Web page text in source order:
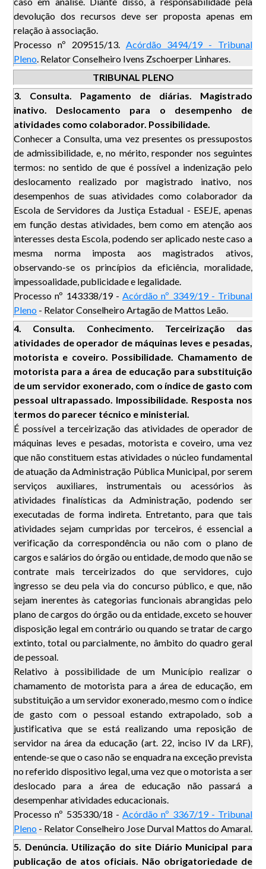
devolução dos recursos deve ser proposta apenas em
relação à associação.
Processo nº 209515/13. Acórdão 3494/19 - Tribunal
Pleno. Relator Conselheiro Ivens Zschoerper Linhares.
TRIBUNAL PLENO
3. Consulta. Pagamento de diárias. Magistrado
inativo. Deslocamento para o desempenho de
atividades como colaborador. Possibilidade.
Conhecer a Consulta, uma vez presentes os pressupostos
de admissibilidade, e, no mérito, responder nos seguintes
termos: no sentido de que é possível a indenização pelo
deslocamento realizado por magistrado inativo, nos
desempenhos de suas atividades como colaborador da
Escola de Servidores da Justiça Estadual - ESEJE, apenas
em função destas atividades, bem como em atenção aos
interesses desta Escola, podendo ser aplicado neste caso a
mesma norma imposta aos magistrados ativos,
observando-se os princípios da eficiência, moralidade,
impessoalidade, publicidade e legalidade.
Processo nº 143338/19 - Acórdão nº 3349/19 - Tribunal
Pleno - Relator Conselheiro Artagão de Mattos Leão.
4. Consulta. Conhecimento. Terceirização das
atividades de operador de máquinas leves e pesadas,
motorista e coveiro. Possibilidade. Chamamento de
motorista para a área de educação para substituição
de um servidor exonerado, com o índice de gasto com
pessoal ultrapassado. Impossibilidade. Resposta nos
termos do parecer técnico e ministerial.
É possível a terceirização das atividades de operador de
máquinas leves e pesadas, motorista e coveiro, uma vez
que não constituem estas atividades o núcleo fundamental
de atuação da Administração Pública Municipal, por serem
serviços auxiliares, instrumentais ou acessórios às
atividades finalísticas da Administração, podendo ser
executadas de forma indireta. Entretanto, para que tais
atividades sejam cumpridas por terceiros, é essencial a
verificação da correspondência ou não com o plano de
cargos e salários do órgão ou entidade, de modo que não se
contrate mais terceirizados do que servidores, cujo
ingresso se deu pela via do concurso público, e que, não
sejam inerentes às categorias funcionais abrangidas pelo
plano de cargos do órgão ou da entidade, exceto se houver
disposição legal em contrário ou quando se tratar de cargo
extinto, total ou parcialmente, no âmbito do quadro geral
de pessoal.
Relativo à possibilidade de um Município realizar o
chamamento de motorista para a área de educação, em
substituição a um servidor exonerado, mesmo com o índice
de gasto com o pessoal estando extrapolado, sob a
justificativa que se está realizando uma reposição de
servidor na área da educação (art. 22, inciso IV da LRF),
entende-se que o caso não se enquadra na exceção prevista
no referido dispositivo legal, uma vez que o motorista a ser
deslocado para a área de educação não passará a
desempenhar atividades educacionais.
Processo nº 535330/18 - Acórdão nº 3367/19 - Tribunal
Pleno - Relator Conselheiro Jose Durval Mattos do Amaral.
5. Denúncia. Utilização do site Diário Municipal para
publicação de atos oficiais. Não obrigatoriedade de